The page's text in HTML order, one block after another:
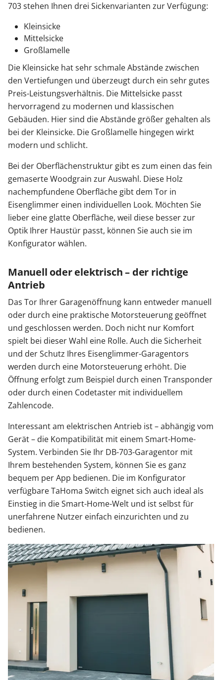
703 stehen Ihnen drei Sickenvarianten zur Verfügung:
Kleinsicke
Mittelsicke
Großlamelle
Die Kleinsicke hat sehr schmale Abstände zwischen
den Vertiefungen und überzeugt durch ein sehr gutes
Preis-Leistungsverhältnis. Die Mittelsicke passt
hervorragend zu modernen und klassischen
Gebäuden. Hier sind die Abstände größer gehalten als
bei der Kleinsicke. Die Großlamelle hingegen wirkt
modern und schlicht.
Bei der Oberflächenstruktur gibt es zum einen das fein
gemaserte Woodgrain zur Auswahl. Diese Holz
nachempfundene Oberfläche gibt dem Tor in
Eisenglimmer einen individuellen Look. Möchten Sie
lieber eine glatte Oberfläche, weil diese besser zur
Optik Ihrer Haustür passt, können Sie auch sie im
Konfigurator wählen.
Manuell oder elektrisch – der richtige
Antrieb
Das Tor Ihrer Garagenöffnung kann entweder manuell
oder durch eine praktische Motorsteuerung geöffnet
und geschlossen werden. Doch nicht nur Komfort
spielt bei dieser Wahl eine Rolle. Auch die Sicherheit
und der Schutz Ihres Eisenglimmer-Garagentors
werden durch eine Motorsteuerung erhöht. Die
Öffnung erfolgt zum Beispiel durch einen Transponder
oder durch einen Codetaster mit individuellem
Zahlencode.
Interessant am elektrischen Antrieb ist – abhängig vom
Gerät – die Kompatibilität mit einem Smart-Home-
System. Verbinden Sie Ihr DB-703-Garagentor mit
Ihrem bestehenden System, können Sie es ganz
bequem per App bedienen. Die im Konfigurator
verfügbare TaHoma Switch eignet sich auch ideal als
Einstieg in die Smart-Home-Welt und ist selbst für
unerfahrene Nutzer einfach einzurichten und zu
bedienen.